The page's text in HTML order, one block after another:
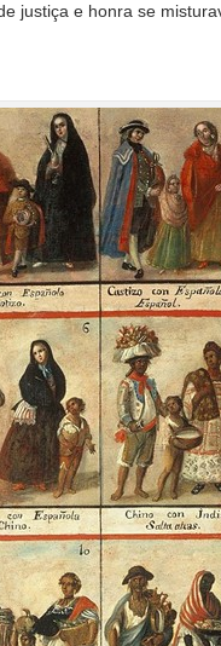
justiça e honra se